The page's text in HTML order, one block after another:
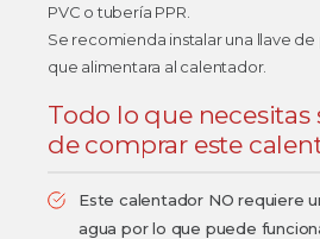
PVC o tubería PPR.
Se recomienda instalar una llave de
que alimentara al calentador.
Todo lo que necesitas
de comprar este
Este calentador NO requiere
agua por lo que puede